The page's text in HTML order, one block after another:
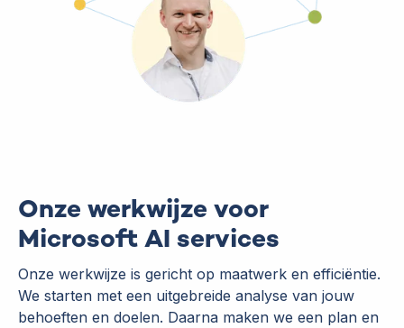
Onze werkwijze voor
Microsoft AI services
Onze werkwijze is gericht op maatwerk en efficiëntie.
We starten met een uitgebreide analyse van jouw
behoeften en doelen. Daarna maken we een plan en